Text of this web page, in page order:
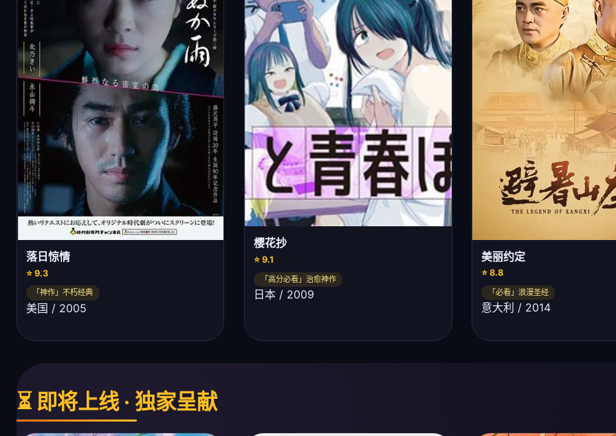
落日惊情
⭐ 9.3
「神作」不朽经典
美国 / 2005
樱花抄
⭐ 9.1
「高分必看」治愈神作
日本 / 2009
美丽约定
⭐ 8.8
「必看」浪漫圣经
意大利 / 2014
⏳ 即将上线 · 独家呈献